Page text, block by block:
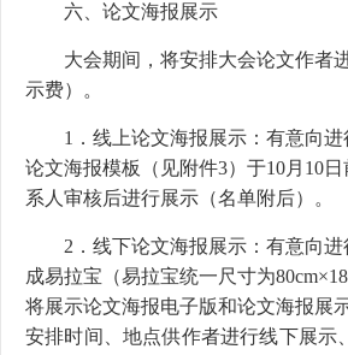
六、论文海报展示
大会期间，将安排大会论文作者
示费）。
1．线上论文海报展示：有意向
论文海报模板（见附件3）于10月10日
系人审核后进行展示（名单附后）。
2．线下论文海报展示：有意向
成易拉宝（易拉宝统一尺寸为
将展示论文海报电子版和论文海报展
安排时间、地点供作者进行线下展